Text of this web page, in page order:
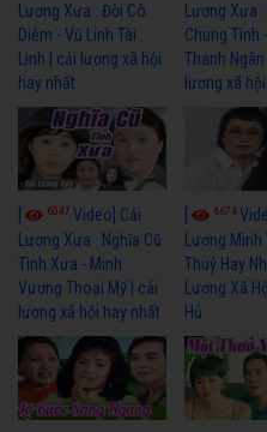
Lương Xưa : Đời Cô
Diễm - Vũ Linh Tài
Linh | cải lương xã hội
hay nhất
Lương Xưa
Chung Tình
Thanh
lương xã
6047 Video] Cải
Lương Xưa : Nghĩa Cũ
Tình Xưa - Minh
Vương Thoại Mỹ | cải
lương xã hội hay nhất
6674
Lương
Thuỷ Hay
Lương Xã
Hủ